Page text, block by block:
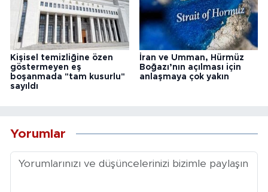
Kişisel temizliğine özen
göstermeyen eş
boşanmada "tam kusurlu"
sayıldı
İran ve Umman, Hürmüz
Boğazı’nın açılması için
anlaşmaya çok yakın
Yorumlar